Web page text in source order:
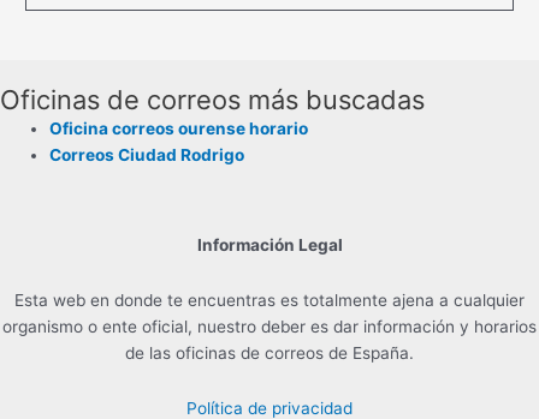
Oficinas de correos más buscadas
Oficina correos ourense horario
Correos Ciudad Rodrigo
Información Legal
Esta web en donde te encuentras es totalmente ajena a cualquier
organismo o ente oficial, nuestro deber es dar información y horarios
de las oficinas de correos de España.
Política de privacidad